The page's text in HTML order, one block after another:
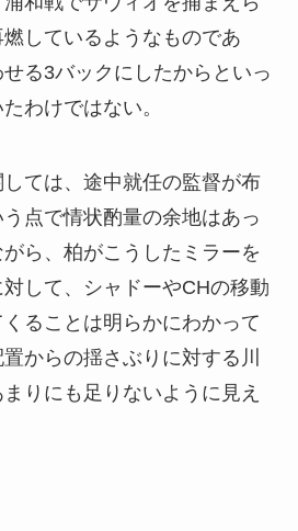
しているようなものであ
る3バックにしたからといっ
わけではない。
ては、途中就任の監督が布
点で情状酌量の余地はあっ
ら、柏がこうしたミラーを
して、シャドーやCHの移動
ることは明らかにわかって
からの揺さぶりに対する川
りにも足りないように見え